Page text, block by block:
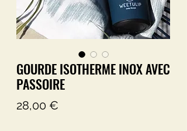
GOURDE ISOTHERME INOX AVEC
PASSOIRE
28,00 €